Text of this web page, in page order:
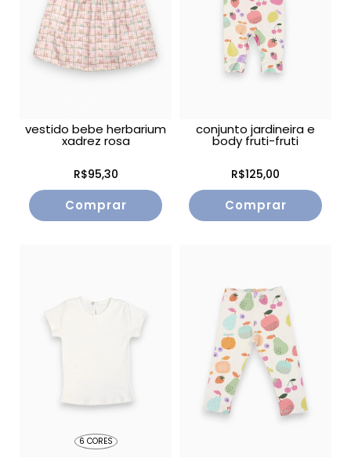
vestido bebe herbarium
xadrez rosa
R$95,30
Comprar
conjunto jardineira e
body fruti-fruti
R$125,00
Comprar
6 CORES